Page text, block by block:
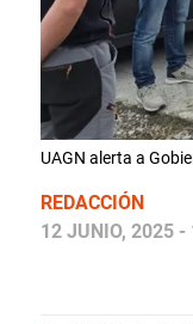
UAGN alerta a
REDACCIÓN
12 JUNIO, 2025 -